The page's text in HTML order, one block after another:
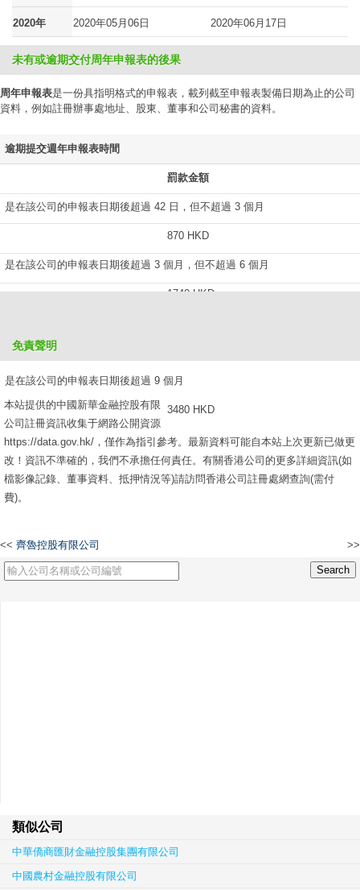
2020年 2020年05月06日 2020年06月17日
未有或逾期交付周年申報表的後果
周年申報表是一份具指明格式的申報表，載列截至申報表製備日期為止的公司
資料，例如註冊辦事處地址、股東、董事和公司秘書的資料。
逾期提交週年申報表時間
罰款金額
是在該公司的申報表日期後超過 42 日，但不超過 3 個月
870 HKD
是在該公司的申報表日期後超過 3 個月，但不超過 6 個月
1740 HKD
是在該公司的申報表日期後超過 9 個月
3480 HKD
免責聲明
本站提供的中國新華金融控股有限
公司註冊資訊收集于網路公開資源
https://data.gov.hk/，僅作為指引參考。最新資料可能自本站上次更新已做更
改！資訊不準確的，我們不承擔任何責任。有關香港公司的更多詳細資訊(如
檔影像記錄、董事資料、抵押情況等)請訪問香港公司註冊處網查詢(需付
費)。
<< 齊魯控股有限公司 >>
類似公司
中華僑商匯財金融控股集團有限公司
中國農村金融控股有限公司